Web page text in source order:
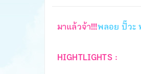
มาแล้วจ้า!!!พลอย ปั๊วะ
HIGHTLIGHTS :